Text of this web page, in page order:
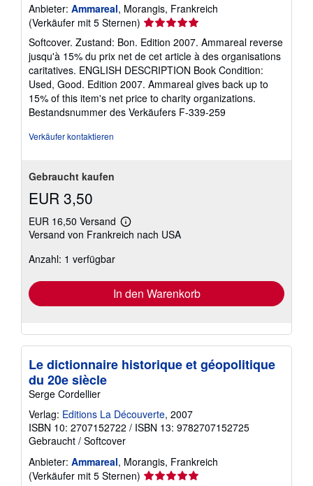
Anbieter: Ammareal, Morangis, Frankreich
(Verkäufer mit 5 Sternen) Verkäuferbewertung
5
von
5
Sternen
Softcover. Zustand: Bon. Edition 2007. Ammareal reverse
jusqu'à 15% du prix net de cet article à des organisations
caritatives. ENGLISH DESCRIPTION Book Condition:
Used, Good. Edition 2007. Ammareal gives back up to
15% of this item's net price to charity organizations.
Bestandsnummer des Verkäufers F-339-259
Verkäufer kontaktieren
Gebraucht kaufen
EUR 3,50
EUR 16,50 Versand
Weitere
Informationen
Versand von Frankreich nach USA
Anzahl: 1 verfügbar
In den Warenkorb
Le dictionnaire historique et géopolitique
du 20e siècle
Serge Cordellier
Verlag: Editions La Découverte, 2007
ISBN 10: 2707152722 / ISBN 13: 9782707152725
Gebraucht / Softcover
Anbieter: Ammareal, Morangis, Frankreich
(Verkäufer mit 5 Sternen) Verkäuferbewertung